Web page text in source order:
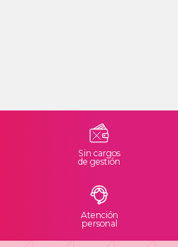
Sin cargos
de gestión
Atención
personal